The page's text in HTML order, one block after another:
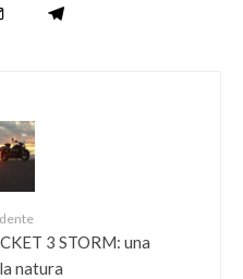
3 STORM: una
natura